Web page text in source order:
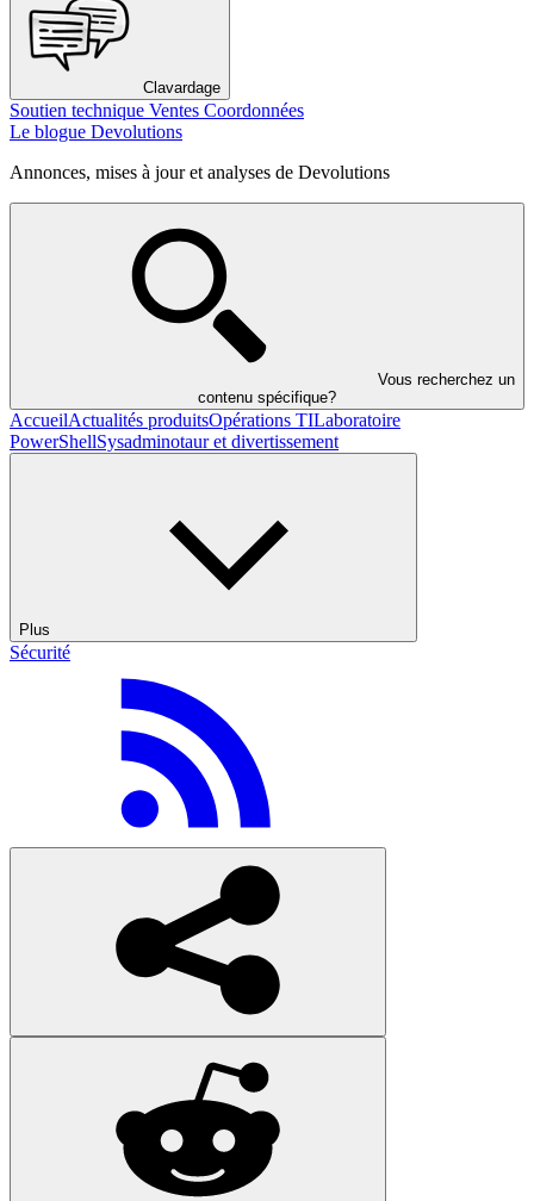
Clavardage
Soutien technique Ventes Coordonnées
Le blogue Devolutions
Annonces, mises à jour et analyses de Devolutions
Vous recherchez un
contenu spécifique?
AccueilActualités produitsOpérations TILaboratoire
PowerShellSysadminotaur et divertissement
Plus
Sécurité